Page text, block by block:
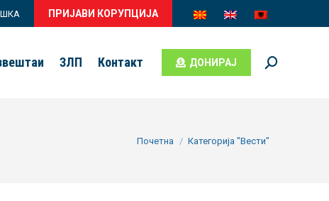
ПРИЈАВИ КОРУПЦИЈА
ЗЛП Контакт ДОНИРАЈ Search:
You are here:
Почетна Категорија "Вести"